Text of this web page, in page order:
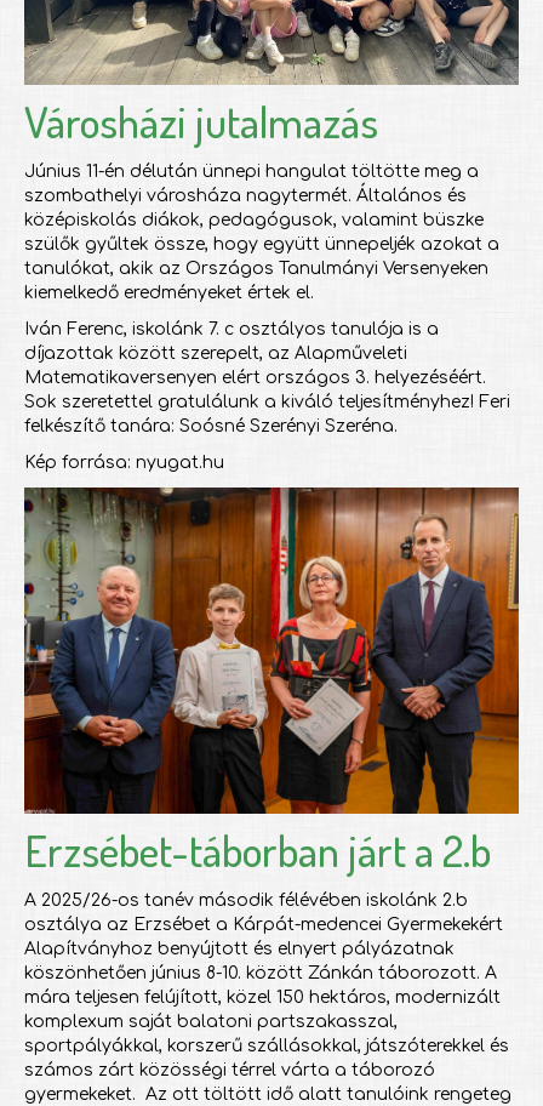
Városházi jutalmazás
Június 11-én délután ünnepi hangulat töltötte meg a
szombathelyi városháza nagytermét. Általános és
középiskolás diákok, pedagógusok, valamint büszke
szülők gyűltek össze, hogy együtt ünnepeljék azokat a
tanulókat, akik az Országos Tanulmányi Versenyeken
kiemelkedő eredményeket értek el.
Iván Ferenc, iskolánk 7. c osztályos tanulója is a
díjazottak között szerepelt, az Alapműveleti
Matematikaversenyen elért országos 3. helyezéséért.
Sok szeretettel gratulálunk a kiváló teljesítményhez! Feri
felkészítő tanára: Soósné Szerényi Szeréna.
Kép forrása: nyugat.hu
Erzsébet-táborban járt a 2.b
A 2025/26-os tanév második félévében iskolánk 2.b
osztálya az Erzsébet a Kárpát-medencei Gyermekekért
Alapítványhoz benyújtott és elnyert pályázatnak
köszönhetően június 8-10. között Zánkán táborozott. A
mára teljesen felújított, közel 150 hektáros, modernizált
komplexum saját balatoni partszakasszal,
sportpályákkal, korszerű szállásokkal, játszóterekkel és
számos zárt közösségi térrel várta a táborozó
gyermekeket. Az ott töltött idő alatt tanulóink rengeteg